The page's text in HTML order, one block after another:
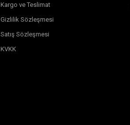
Kargo ve Teslimat
Gizlilik Sözleşmesi
Satış Sözleşmesi
KVKK